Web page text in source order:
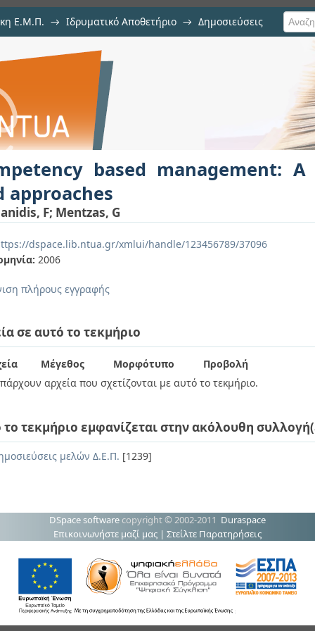
Ε.Μ.Π. → Ιδρυματικό Αποθετήριο → Δημοσιεύσεις
A review of systems
based management:
approaches
F; Mentzas, G
dspace.lib.ntua.gr/xmlui/handle/123456789/37096
2006
πλήρους εγγραφής
σε αυτό το τεκμήριο
Μέγεθος Μορφότυπο
Προβολή
αρχεία που σχετίζονται με αυτό το τεκμήριο.
το τεκμήριο εμφανίζεται στην ακόλουθη
μελών Δ.Ε.Π. [1239]
DSpace software copyright © 2002-2011 Duraspace
Επικοινωνήστε μαζί μας | Στείλτε Παρατηρήσεις